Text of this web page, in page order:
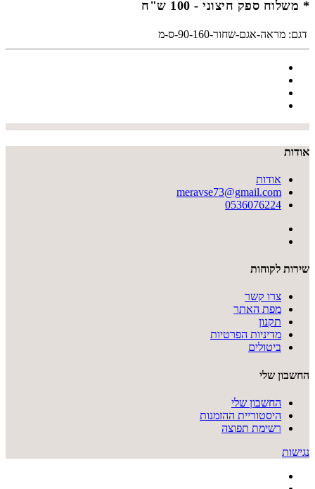
* משלוח ספק חיצוני - 100 ש"ח
דגם: מראה-אגם-שחור-90-160-ס-מ
אודות
אודות
meravse73@gmail.com
0536076224
שירות לקוחות
צרו קשר
מפת האתר
תקנון
מדיניות הפרטיות
ביטולים
החשבון שלי
החשבון שלי
היסטוריית ההזמנות
רשימת תפוצה
נגישות